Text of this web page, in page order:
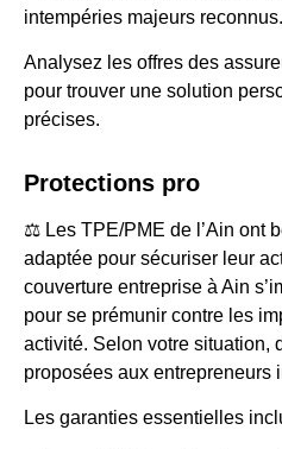
intempéries majeurs reconnus.
Analysez les offres des
pour trouver une solution
précises.
Protections pro
⚖️ Les TPE/PME de l’Ain ont
adaptée pour sécuriser leur
couverture entreprise à Ain
pour se prémunir contre les
activité. Selon votre situation,
proposées aux entrepreneurs
Les garanties essentielles